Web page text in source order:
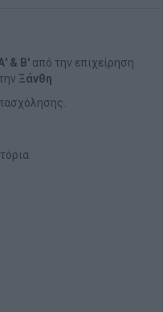
& Β' από την επιχείρηση
Ξάνθη